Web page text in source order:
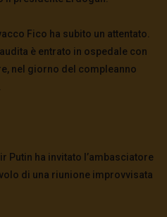
Fico ha subito un attentato.
è entrato in ospedale con
nel giorno del compleanno
Putin ha invitato l’ambasciatore
di una riunione improvvisata